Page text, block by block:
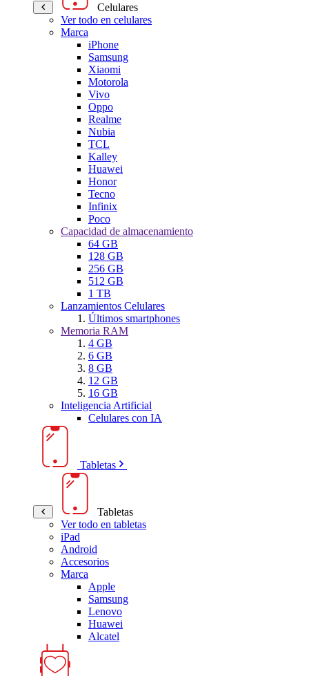
Celulares
Ver todo en celulares
Marca
iPhone
Samsung
Xiaomi
Motorola
Vivo
Oppo
Realme
Nubia
TCL
Kalley
Huawei
Honor
Tecno
Infinix
Poco
Capacidad de almacenamiento
64 GB
128 GB
256 GB
512 GB
1 TB
Lanzamientos Celulares
Últimos smartphones
Memoria RAM
4 GB
6 GB
8 GB
12 GB
16 GB
Inteligencia Artificial
Celulares con IA
Tabletas
Tabletas
Ver todo en tabletas
iPad
Android
Accesorios
Marca
Apple
Samsung
Lenovo
Huawei
Alcatel